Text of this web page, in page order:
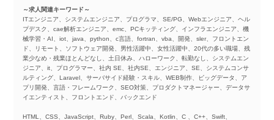
～求人関連キーワード～
ITエンジニア、システムエンジニア、プログラマ、SE/PG、Webエンジニア、ヘル
プデスク、cae解析エンジニア、emc、PCキッティング、インフラエンジニア、機
械学習・AI、iot、java、python、c言語、fortran、vba、開発、sler、フロントエン
ド、リモート、ソフトウェア開発、男性活躍中、女性活躍中、20代の多い職場、残
業少なめ・残業ほとんどなし、土日休み、ハローワーク、転勤なし、システムエン
ジニア、it、プログラマー、社内 SE、社内SE、エンジニア、SE、システムコンサ
ルティング、Laravel、サーバサイド経験・スキル、WEB制作、ビッグデータ、ア
プリ開発、言語・フレームワーク、SEO対策、プロダクトマネージャー、データサ
イエンティスト、フロントエンド、バックエンド
HTML、CSS、JavaScript、Ruby、Perl、Scala、Kotlin、C 、C++、Swift、